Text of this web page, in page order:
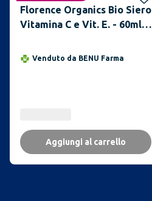
Florence Organics Bio Siero
Vitamina C e Vit. E. - 60ml. -
Antirughe, Antimacchie
Venduto da BENU Farma
Aggiungi al carrello